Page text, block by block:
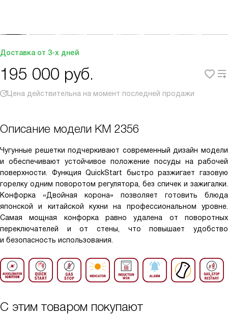
Доставка от 3-х дней
195 000 руб.
Цена действительна на момент последней продажи
Описание модели KM 2356
Чугунные решетки подчеркивают современный дизайн модели
и обеспечивают устойчивое положение посуды на рабочей
поверхности. Функция QuickStart быстро разжигает газовую
горелку одним поворотом регулятора, без спичек и зажигалки.
Конфорка «Двойная корона» позволяет готовить блюда
японской и китайской кухни на профессиональном уровне.
Самая мощная конфорка равно удалена от поворотных
переключателей и от стены, что повышает удобство
и безопасность использования.
С этим товаром покупают